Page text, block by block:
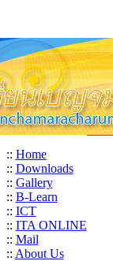
:: Home
:: Downloads
:: Gallery
:: B-Learn
:: ICT
:: ITA ONLINE
:: Mail
:: About Us